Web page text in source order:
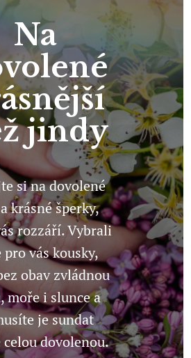
Na
jindy
si na dovolené
krásné šperky,
rozzáří. Vybrali
pro vás kousky,
obav zvládnou
moře i slunce a
je sundat
dovolenou.